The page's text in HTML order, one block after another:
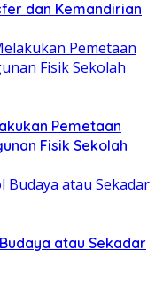
dan Kemandirian
Pemetaan
Fisik Sekolah
atau Sekadar